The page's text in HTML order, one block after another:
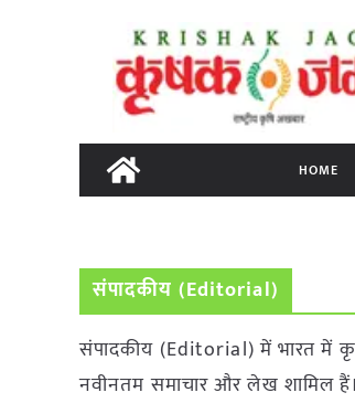
content
HOME
संपादकीय (Editorial)
संपादकीय (Editorial) में भारत में
नवीनतम समाचार और लेख शामिल